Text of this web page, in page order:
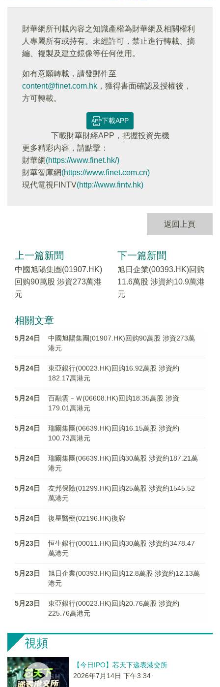
財華網所刊載內容之知識產權為財華網及相關權利
人專屬所有或持有。未經許可，禁止進行轉載、摘
編、複製及建立鏡像等任何使用。
如有意願轉載，請發郵件至
content@finet.com.hk ，獲得書面確認及授權後，
方可轉載。
下載APP
下載財華財經APP，把握投資先機
更多精彩内容，請點擊：
財華網(https://www.finet.hk/)
財華智庫網(https://www.finet.com.cn)
現代電視FINTV(http://www.fintv.hk)
返回上頁
上一篇新聞
中國旭陽集團(01907.HK)
回购90萬股 涉資273萬港
元
下一篇新聞
旭日企業(00393.HK)回购
11.6萬股 涉資約10.9萬港
元
相關文章
5月24日
中國旭陽集團(01907.HK)回购90萬股 涉資273萬
港元
5月24日
東亞銀行(00023.HK)回购16.92萬股 涉資約
182.17萬港元
5月24日
百融雲－Ｗ(06608.HK)回购18.35萬股 涉資
179.01萬港元
5月24日
瑞爾集團(06639.HK)回购16.15萬股 涉資約
100.73萬港元
5月24日
瑞爾集團(06639.HK)回购30萬股 涉資約187.21萬
港元
5月24日
友邦保險(01299.HK)回购25萬股 涉資約1545.52
萬港元
5月24日 復星醫藥(02196.HK)復牌
5月23日
恒生銀行(00011.HK)回购30萬股 涉資約3478.47
萬港元
5月23日
旭日企業(00393.HK)回购12.8萬股 涉資約12.13萬
港元
5月23日
東亞銀行(00023.HK)回购20.76萬股 涉資約
225.76萬港元
視頻
【今日IPO】芯天下递表港交所
2026年7月14日 下午3:34